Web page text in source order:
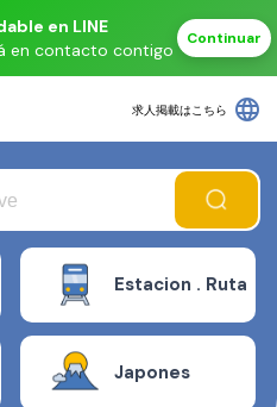
en LINE
en contacto contigo
Continuar
求人掲載はこちら language
Estacion . Ruta
Japones